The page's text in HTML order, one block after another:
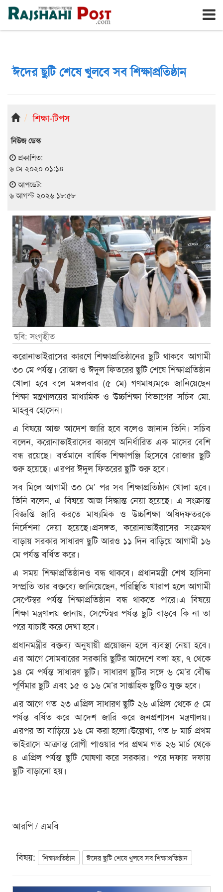
রাজশাহী বৃহঃস্পতিবার, ৬ই আগস্ট ২০২৬, ২৩শে শ্রাবণ ১৪৩৩
ঈদের ছুটি শেষে খুলবে সব শিক্ষাপ্রতিষ্ঠান
শিক্ষা-টিপস
নিউজ ডেস্ক
প্রকাশিত:
৬ মে ২০২০ ০১:১৪
আপডেট:
৬ আগস্ট ২০২৬ ১৮:৫৮
ছবি: সংগৃহীত
করোনাভাইরাসের কারণে শিক্ষাপ্রতিষ্ঠানের ছুটি থাকবে আগামী
৩০ মে পর্যন্ত। রোজা ও ঈদুল ফিতরের ছুটি শেষে শিক্ষাপ্রতিষ্ঠান
খোলা হবে বলে মঙ্গলবার (৫ মে) গণমাধ্যমকে জানিয়েছেন
শিক্ষা মন্ত্রণালয়ের মাধ্যমিক ও উচ্চশিক্ষা বিভাগের সচিব মো.
মাহবুব হোসেন।
এ বিষয়ে আজ আদেশ জারি হবে বলেও জানান তিনি। সচিব
বলেন, করোনাভাইরাসের কারণে অনির্ধারিত এক মাসের বেশি
বন্ধ রয়েছে। বর্তমানে বার্ষিক শিক্ষাপঞ্জি হিসেবে রোজার ছুটি
শুরু হয়েছে। এরপর ঈদুল ফিতরের ছুটি শুরু হবে।
সব মিলে আগামী ৩০ মে’ পর সব শিক্ষাপ্রতিষ্ঠান খোলা হবে।
তিনি বলেন, এ বিষয়ে আজ সিদ্ধান্ত নেয়া হয়েছে। এ সংক্রান্ত
বিজ্ঞপ্তি জারি করতে মাধ্যমিক ও উচ্চশিক্ষা অধিদফতরকে
নির্দেশনা দেয়া হয়েছে।প্রসঙ্গত, করোনাভাইরাসের সংক্রমণ
বাড়ায় সরকার সাধারণ ছুটি আরও ১১ দিন বাড়িয়ে আগামী ১৬
মে পর্যন্ত বর্ধিত করে।
এ সময় শিক্ষাপ্রতিষ্ঠানও বন্ধ থাকবে। প্রধানমন্ত্রী শেখ হাসিনা
সম্প্রতি তার বক্তব্যে জানিয়েছেন, পরিস্থিতি খারাপ হলে আগামী
সেপ্টেম্বর পর্যন্ত শিক্ষাপ্রতিষ্ঠান বন্ধ থাকতে পারে।এ বিষয়ে
শিক্ষা মন্ত্রণালয় জানায়, সেপ্টেম্বর পর্যন্ত ছুটি বাড়বে কি না তা
পরে যাচাই করে দেখা হবে।
প্রধানমন্ত্রীর বক্তব্য অনুযায়ী প্রয়োজন হলে ব্যবস্থা নেয়া হবে।
এর আগে সোমবারের সরকারি ছুটির আদেশে বলা হয়, ৭ থেকে
১৪ মে পর্যন্ত সাধারণ ছুটি। সাধারণ ছুটির সঙ্গে ৬ মে’র বৌদ্ধ
পূর্ণিমার ছুটি এবং ১৫ ও ১৬ মে’র সাপ্তাহিক ছুটিও যুক্ত হবে।
এর আগে গত ২৩ এপ্রিল সাধারণ ছুটি ২৬ এপ্রিল থেকে ৫ মে
পর্যন্ত বর্ধিত করে আদেশ জারি করে জনপ্রশাসন মন্ত্রণালয়।
এরপর তা বাড়িয়ে ১৬ মে করা হলো।উল্লেখ্য, গত ৮ মার্চ প্রথম
ভাইরাসে আক্রান্ত রোগী পাওয়ার পর প্রথম গত ২৬ মার্চ থেকে
৪ এপ্রিল পর্যন্ত ছুটি ঘোষণা করে সরকার। পরে দফায় দফায়
ছুটি বাড়ানো হয়।
আরপি / এমবি
বিষয়: শিক্ষাপ্রতিষ্ঠান ঈদের ছুটি শেষে খুলবে সব শিক্ষাপ্রতিষ্ঠান